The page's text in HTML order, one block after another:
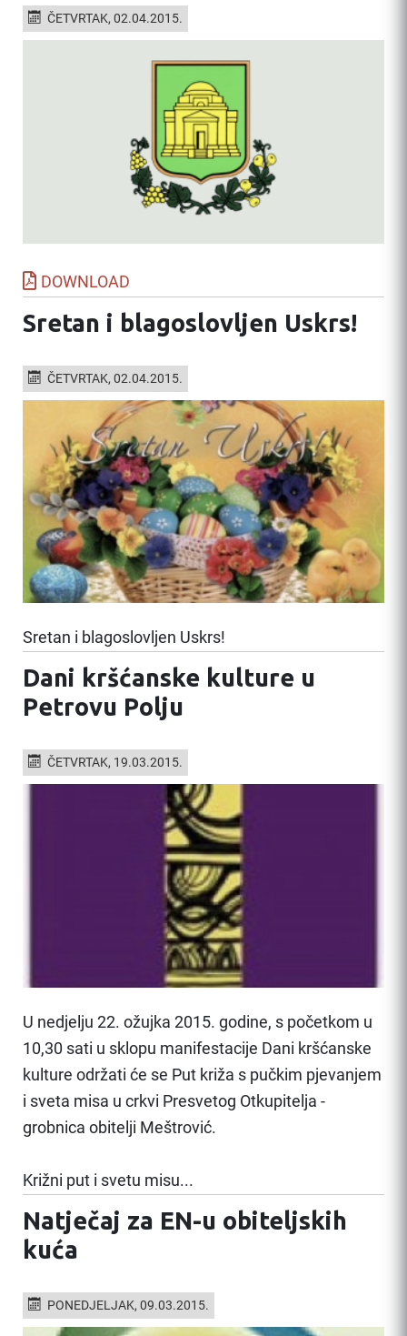
ČETVRTAK, 02.04.2015.
DOWNLOAD
Sretan i blagoslovljen Uskrs!
ČETVRTAK, 02.04.2015.
Sretan i blagoslovljen Uskrs!
Dani kršćanske kulture u
Petrovu Polju
ČETVRTAK, 19.03.2015.
U nedjelju 22. ožujka 2015. godine, s početkom u
10,30 sati u sklopu manifestacije Dani kršćanske
kulture održati će se Put križa s pučkim pjevanjem
i sveta misa u crkvi Presvetog Otkupitelja -
grobnica obitelji Meštrović.
Križni put i svetu misu...
Natječaj za EN-u obiteljskih
kuća
PONEDJELJAK, 09.03.2015.